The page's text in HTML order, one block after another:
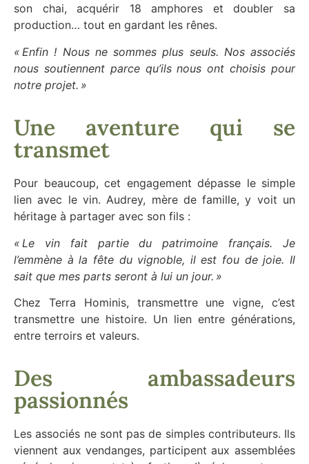
son chai, acquérir 18 amphores et doubler sa
production… tout en gardant les rênes.
« Enfin ! Nous ne sommes plus seuls. Nos associés
nous soutiennent parce qu’ils nous ont choisis pour
notre projet. »
Une aventure qui se
transmet
Pour beaucoup, cet engagement dépasse le simple
lien avec le vin. Audrey, mère de famille, y voit un
héritage à partager avec son fils :
« Le vin fait partie du patrimoine français. Je
l’emmène à la fête du vignoble, il est fou de joie. Il
sait que mes parts seront à lui un jour. »
Chez Terra Hominis, transmettre une vigne, c’est
transmettre une histoire. Un lien entre générations,
entre terroirs et valeurs.
Des ambassadeurs
passionnés
Les associés ne sont pas de simples contributeurs. Ils
viennent aux vendanges, participent aux assemblées